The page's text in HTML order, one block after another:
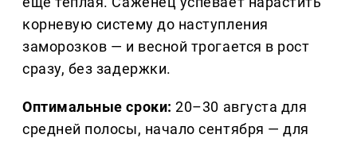
корневую систему до наступления
заморозков — и весной трогается в рост
сразу, без задержки.
Оптимальные сроки: 20–30 августа для
средней полосы, начало сентября — для